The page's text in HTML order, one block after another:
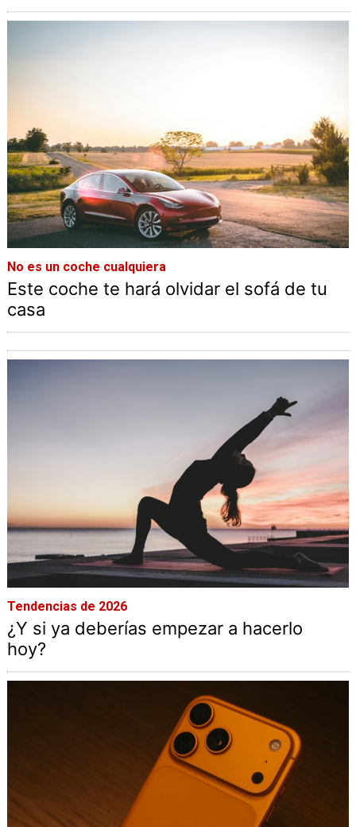
No es un coche cualquiera
Este coche te hará olvidar el sofá de tu
casa
Tendencias de 2026
¿Y si ya deberías empezar a hacerlo
hoy?